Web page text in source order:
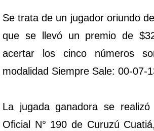
Se trata de un jugador oriundo
que se llevó un premio de
acertar los cinco números
modalidad Siempre Sale: 00-07-
La jugada ganadora se
Oficial N° 190 de Curuzú